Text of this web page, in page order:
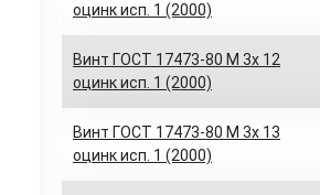
оцинк исп. 1 (2000)
Винт ГОСТ 17473-80 M 3x 12
оцинк исп. 1 (2000)
Винт ГОСТ 17473-80 M 3x 13
оцинк исп. 1 (2000)